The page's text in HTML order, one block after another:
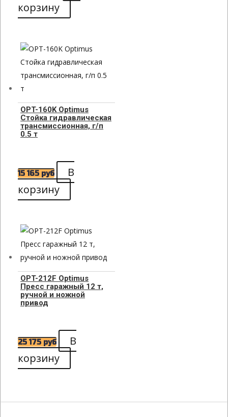
корзину
OPT-160K Optimus
Стойка гидравлическая
трансмиссионная, г/п
0.5 т
15 165 руб
В
корзину
OPT-212F Optimus
Пресс гаражный 12 т,
ручной и ножной
привод
25 175 руб
В
корзину